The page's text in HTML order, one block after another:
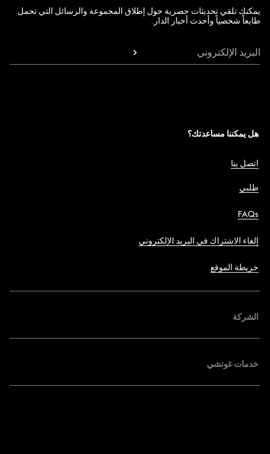
يمكنك تلقي تحديثات حصرية حول إطلاق المجموعة والرسائل التي تحمل
طابعاً شخصياً وأحدث أخبار الدار.
البريد الإلكتروني
هل يمكننا مساعدتك؟
اتصل بنا
طلبي
FAQs
إلغاء الاشتراك في البريد الإلكتروني
خريطة الموقع
الشركة
خدمات غوتشي